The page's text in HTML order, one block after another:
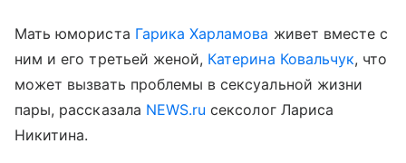
Мать юмориста Гарика Харламова живет вместе с
ним и его третьей женой, Катерина Ковальчук, что
может вызвать проблемы в сексуальной жизни
пары, рассказала NEWS.ru сексолог Лариса
Никитина.